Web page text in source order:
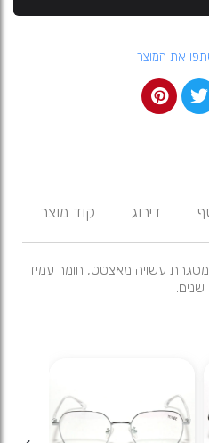
את המוצר
דירוג קוד מוצר
עשויה מאצטט, חומר עמיד